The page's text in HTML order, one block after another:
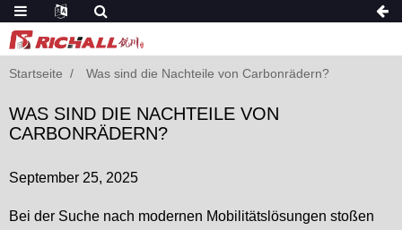
Startseite Was sind die Nachteile von Carbonrädern?
WAS SIND DIE NACHTEILE VON
CARBONRÄDERN?
September 25, 2025
Bei der Suche nach modernen Mobilitätslösungen stoßen